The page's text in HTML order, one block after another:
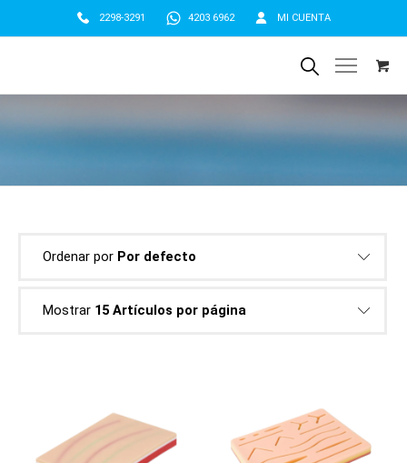
2298-3291 4203 6962 MI CUENTA
Ordenar por Por defecto
Mostrar 15 Artículos por página